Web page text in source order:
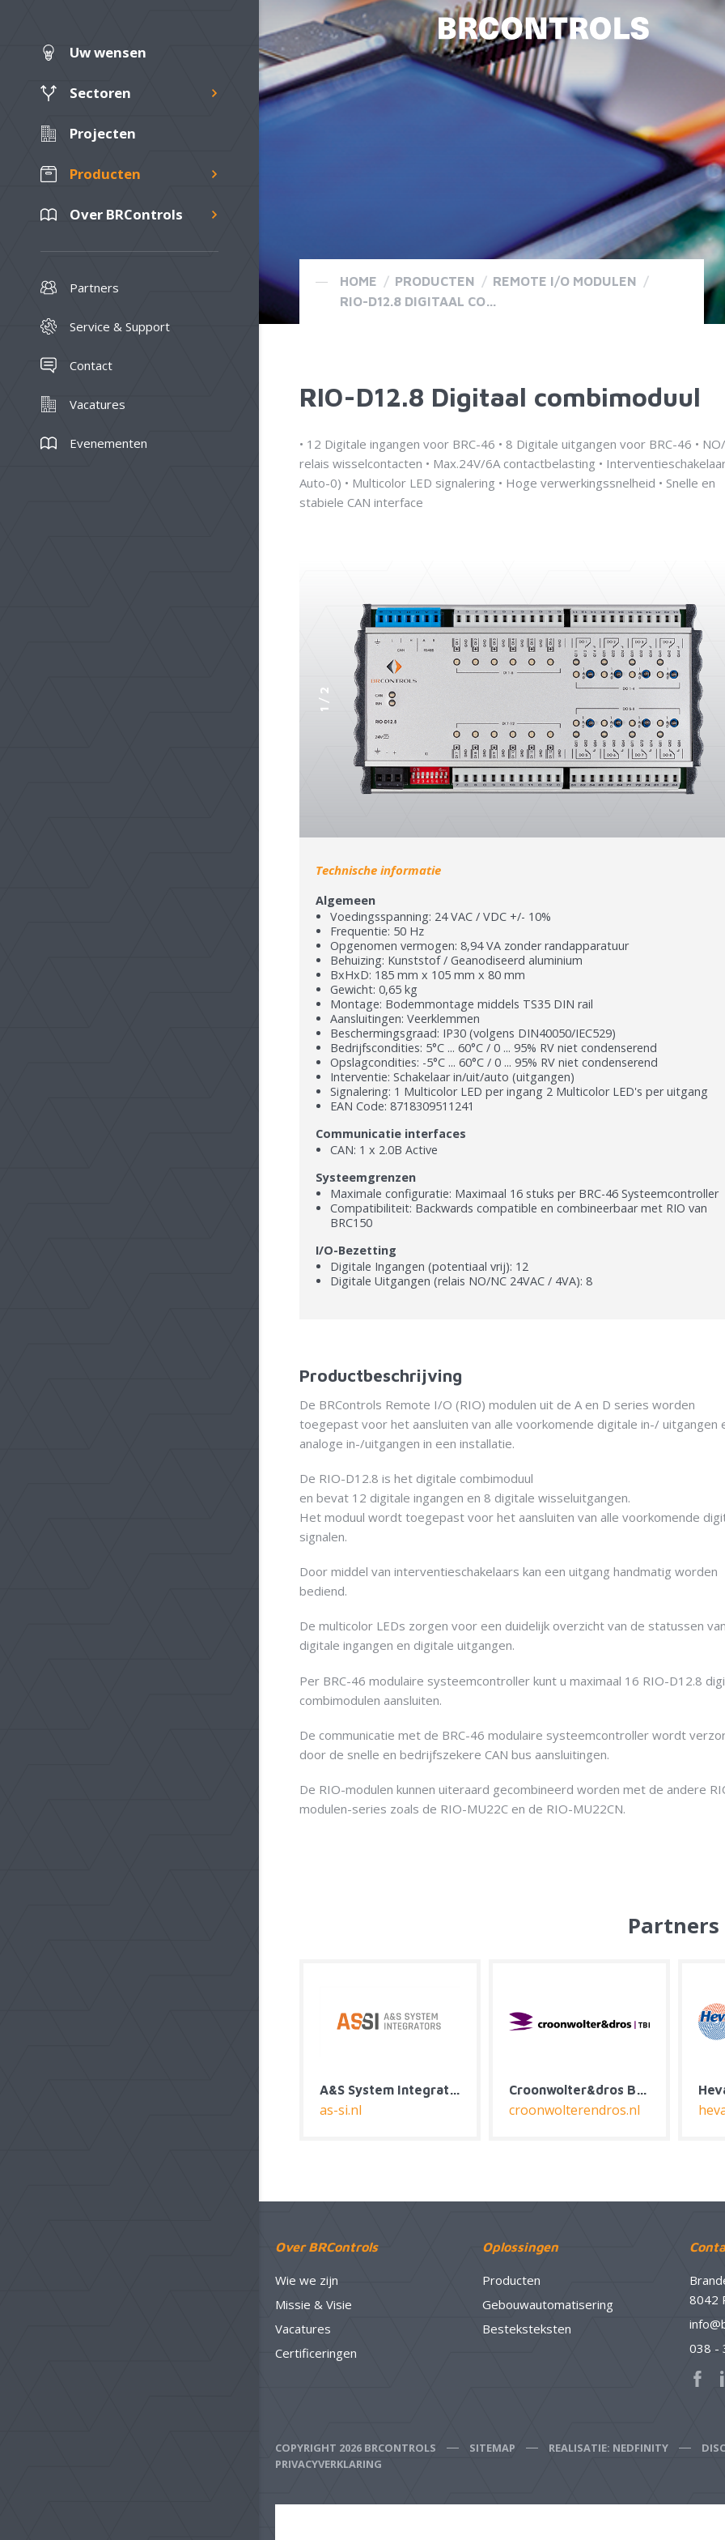
HOME / PRODUCTEN / REMOTE I/O MODULEN /
RIO-D12.8 DIGITAAL COMBIMODUUL
RIO-D12.8 Digitaal combimoduul
• 12 Digitale ingangen voor BRC-46 • 8 Digitale uitgangen voor BRC-46 •
relais wisselcontacten • Max.24V/6A contactbelasting •
Auto-0) • Multicolor LED signalering • Hoge verwerkingssnelheid • Snelle en
stabiele CAN interface
1
/
2
Technische informatie
Algemeen
Voedingsspanning: 24 VAC / VDC +/- 10%
Frequentie: 50 Hz
Opgenomen vermogen: 8,94 VA zonder randapparatuur
Behuizing: Kunststof / Geanodiseerd aluminium
BxHxD: 185 mm x 105 mm x 80 mm
Gewicht: 0,65 kg
Montage: Bodemmontage middels TS35 DIN rail
Aansluitingen: Veerklemmen
Beschermingsgraad: IP30 (volgens DIN40050/IEC529)
Bedrijfscondities: 5°C ... 60°C / 0 ... 95% RV niet condenserend
Opslagcondities: -5°C ... 60°C / 0 ... 95% RV niet condenserend
Interventie: Schakelaar in/uit/auto (uitgangen)
Signalering: 1 Multicolor LED per ingang 2 Multicolor LED's per uitgang
EAN Code: 8718309511241
Communicatie interfaces
CAN: 1 x 2.0B Active
Systeemgrenzen
Maximale configuratie: Maximaal 16 stuks per BRC-46 Systeemcontroller
Compatibiliteit: Backwards compatible en combineerbaar met RIO van
BRC150
I/O-Bezetting
Digitale Ingangen (potentiaal vrij): 12
Digitale Uitgangen (relais NO/NC 24VAC / 4VA): 8
Productbeschrijving
De BRControls Remote I/O (RIO) modulen uit de A en D series worden
toegepast voor het aansluiten van alle voorkomende digitale in-/ uitgangen
analoge in-/uitgangen in een installatie.
De RIO-D12.8 is het digitale combimoduul
en bevat 12 digitale ingangen en 8 digitale wisseluitgangen.
Het moduul wordt toegepast voor het aansluiten van alle voorkomende
signalen.
Door middel van interventieschakelaars kan een uitgang handmatig worden
bediend.
De multicolor LEDs zorgen voor een duidelijk overzicht van de statussen
digitale ingangen en digitale uitgangen.
Per BRC-46 modulaire systeemcontroller kunt u maximaal 16 RIO-D12.8
combimodulen aansluiten.
De communicatie met de BRC-46 modulaire systeemcontroller wordt
door de snelle en bedrijfszekere CAN bus aansluitingen.
De RIO-modulen kunnen uiteraard gecombineerd worden met de andere
modulen-series zoals de RIO-MU22C en de RIO-MU22CN.
Partners
Heva Klimaat & Installatie
heva.nl
Installatie Expertise Nijboer
installatie-expertisenijboer.nl
Jaro
Over BRControls
Wie we zijn
Missie & Visie
Vacatures
Certificeringen
Oplossingen
Producten
Gebouwautomatisering
Besteksteksten
8042
038 -
COPYRIGHT 2026 BRCONTROLS SITEMAP REALISATIE: NEDFINITY
PRIVACYVERKLARING
Uw wensen
Sectoren
Projecten
Producten
Over BRControls
Partners
Service & Support
Contact
Vacatures
Evenementen